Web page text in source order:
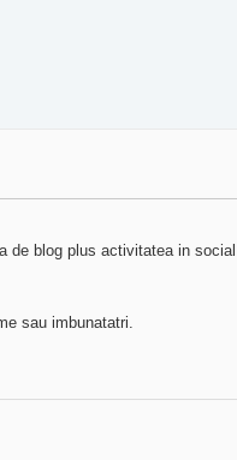
de blog plus activitatea in
sau imbunatatri.